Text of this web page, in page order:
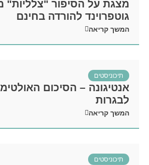
מצגת על הסיפור "צלליות"
גוטפרוינד להורדה בחינם
המשך קריאה
תיכוניסטים
אנטיגונה – הסיכום
לבגרות
המשך קריאה
תיכוניסטים